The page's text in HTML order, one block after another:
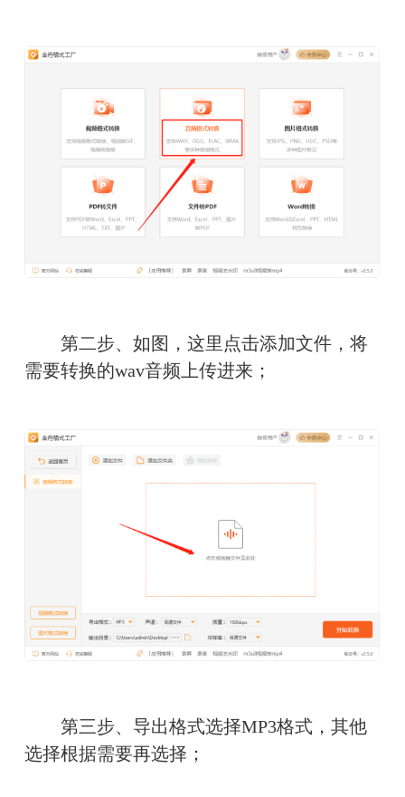
第二步、如图，这里点击添加文件，将
需要转换的wav音频上传进来；
第三步、导出格式选择MP3格式，其他
选择根据需要再选择；